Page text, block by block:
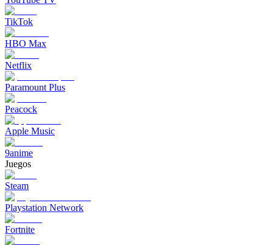
TikTok
HBO Max
Netflix
Paramount Plus
Peacock
Apple Music
9anime
Juegos
Steam
Playstation Network
Fortnite